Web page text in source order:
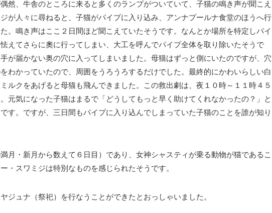
然、牛舎のところに来ると多くのランプがついていて、子猫の鳴き声が聞こえ
が人々に尋ねると、子猫がパイプに入り込み、アンナプールナ食堂のほうへ行
。鳴き声はここ２日間ほど聞こえていたそうです。なんとか場所を特定しパイ
えてさらに奧に行ってしまい、大工を呼んでパイプ全体を取り除いたそうで
が届かない奥の穴に入ってしまいました。母猫はずっと側にいたのですが、穴
わかっていたので、周囲をうろうろするだけでした。最終的にかわいらしい白
ルクをあげると母猫も飛んできました。この救出劇は、夜１０時～１１時４５
元気になった子猫はまるで「どうしてもっと早く助けてくれなかったの？」と
す。ですが、三日間もパイプに入り込んでしまっていた子猫のことを誰が知り
月・新月から数えて６日目）であり、女神シャスティが乗る動物が猫であるこ
・スワミジは特別なものを感じられたそうです。
ジュナ（祭祀）を行なうことができたとおっしゃいました。